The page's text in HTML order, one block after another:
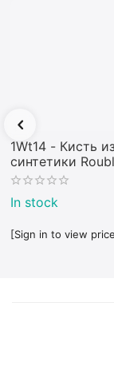
1Wt14 - Кисть
синтетики
toray
In stock
[Sign in to view